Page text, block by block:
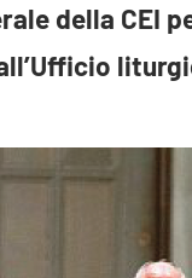
della CEI